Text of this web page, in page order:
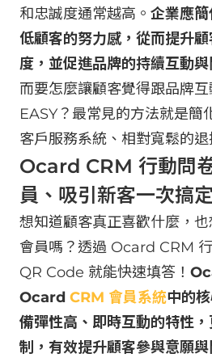
和忠誠度通常越高。 企業應
低顧客的努力感，從而提升
度，並促進品牌的持續互動與
而要怎麼讓顧客覺得跟品牌互
EASY？最常見的方法就是簡
客戶服務系統、相對寬鬆的退
Ocard CRM 行動問
員、吸引新客一次搞定
想知道顧客真正喜歡什麼，
會員嗎？透過 Ocard CRM
QR Code 就能快速填答！
Ocard CRM 會員系統中的
備彈性高、即時互動的特性
制，有效提升顧客參與意願與